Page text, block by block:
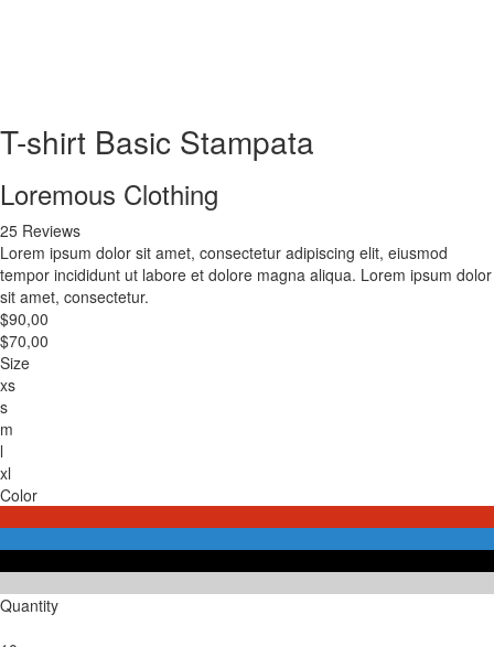
T-shirt Basic Stampata
Loremous Clothing
25 Reviews
Lorem ipsum dolor sit amet, consectetur adipiscing elit, eiusmod
tempor incididunt ut labore et dolore magna aliqua. Lorem ipsum dolor
sit amet, consectetur.
$90,00
$70,00
Size
xs
s
m
l
xl
Color
Quantity